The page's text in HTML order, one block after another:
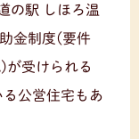
の駅 しほろ温
金制度(要件
が受けられる
公営住宅もあ